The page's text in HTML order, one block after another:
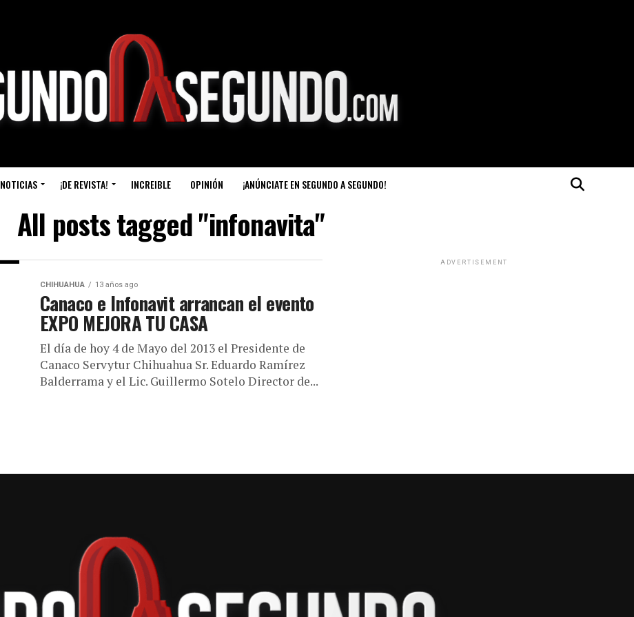
NOTICIAS ¡DE REVISTA! INCREIBLE OPINIÓN ¡ANÚNCIATE EN SEGUNDO A SEGUNDO!
All posts tagged "infonavita"
CHIHUAHUA 13 años ago
Canaco e Infonavit arrancan el evento
EXPO MEJORA TU CASA
El día de hoy 4 de Mayo del 2013 el Presidente de
Canaco Servytur Chihuahua Sr. Eduardo Ramírez
Balderrama y el Lic. Guillermo Sotelo Director de...
ADVERTISEMENT